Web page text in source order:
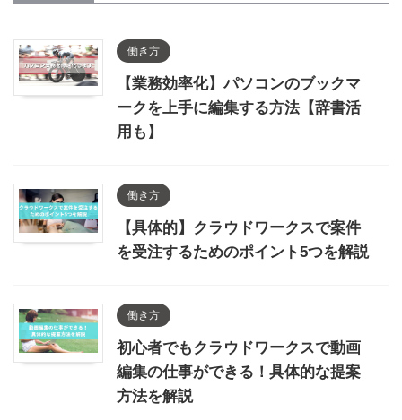
働き方
【業務効率化】パソコンのブックマ
ークを上手に編集する方法【辞書活
用も】
働き方
【具体的】クラウドワークスで案件
を受注するためのポイント5つを解説
働き方
初心者でもクラウドワークスで動画
編集の仕事ができる！具体的な提案
方法を解説